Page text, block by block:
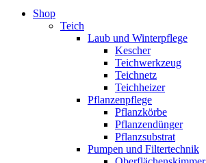
Shop
Teich
Laub und Winterpflege
Kescher
Teichwerkzeug
Teichnetz
Teichheizer
Pflanzenpflege
Pflanzkörbe
Pflanzendünger
Pflanzsubstrat
Pumpen und Filtertechnik